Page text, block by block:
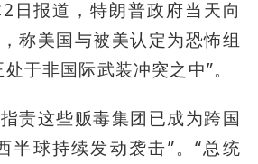
日报道，特朗普政府当天向
称美国与被美认定为恐怖组
于非国际武装冲突之中”。
责这些贩毒集团已成为跨国
半球持续发动袭击”。“总统